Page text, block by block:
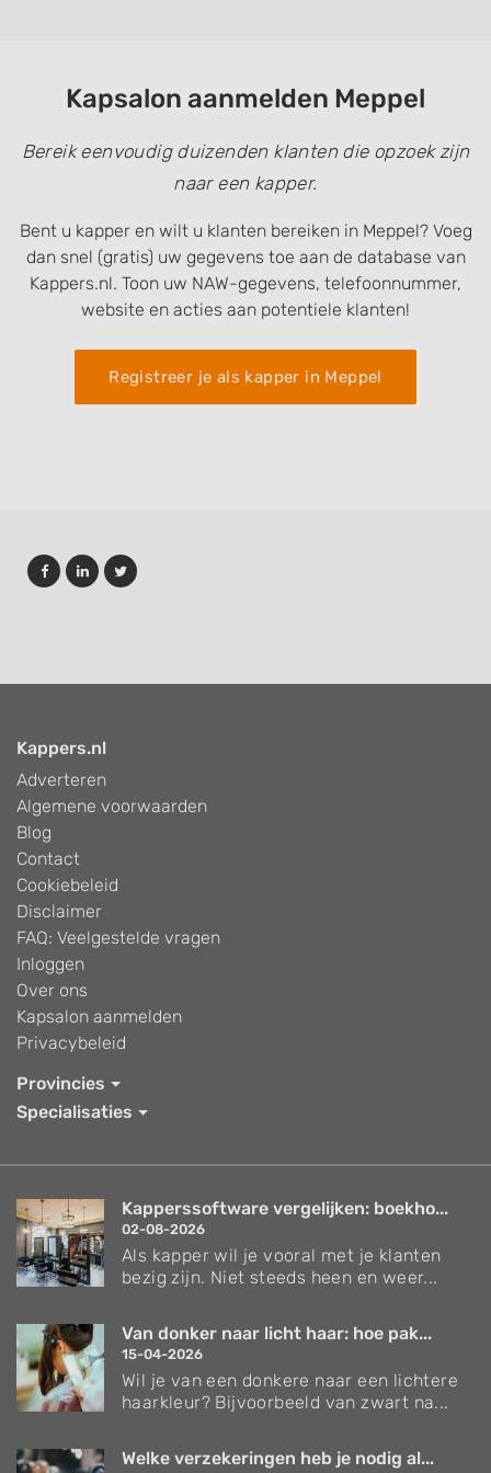
Kapsalon aanmelden Meppel
Bereik eenvoudig duizenden klanten die opzoek zijn
naar een kapper.
Bent u kapper en wilt u klanten bereiken in Meppel? Voeg
dan snel (gratis) uw gegevens toe aan de database van
Kappers.nl. Toon uw NAW-gegevens, telefoonnummer,
website en acties aan potentiele klanten!
Registreer je als kapper in Meppel
Kappers.nl
Adverteren
Algemene voorwaarden
Blog
Contact
Cookiebeleid
Disclaimer
FAQ: Veelgestelde vragen
Inloggen
Over ons
Kapsalon aanmelden
Privacybeleid
Provincies
Specialisaties
Kapperssoftware vergelijken: boekho...
02-08-2026
Als kapper wil je vooral met je klanten
bezig zijn. Niet steeds heen en weer...
Van donker naar licht haar: hoe pak...
15-04-2026
Wil je van een donkere naar een lichtere
haarkleur? Bijvoorbeeld van zwart na...
Welke verzekeringen heb je nodig al...